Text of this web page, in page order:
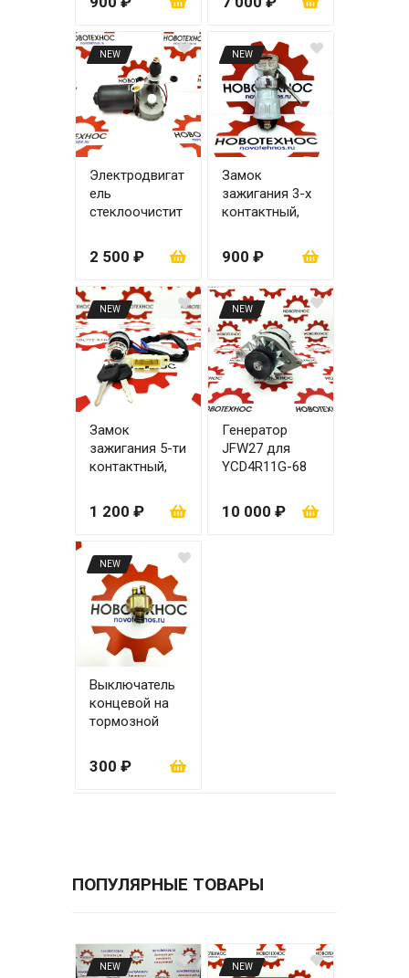
NEW
Электродвигат
ель
стеклоочистит
2 500 ₽
NEW
Замок
зажигания 3-х
контактный,
900 ₽
NEW
Замок
зажигания 5-ти
контактный,
1 200 ₽
NEW
Генератор
JFW27 для
YCD4R11G-68
10 000 ₽
NEW
Выключатель
концевой на
тормозной
300 ₽
ПОПУЛЯРНЫЕ ТОВАРЫ
NEW NEW